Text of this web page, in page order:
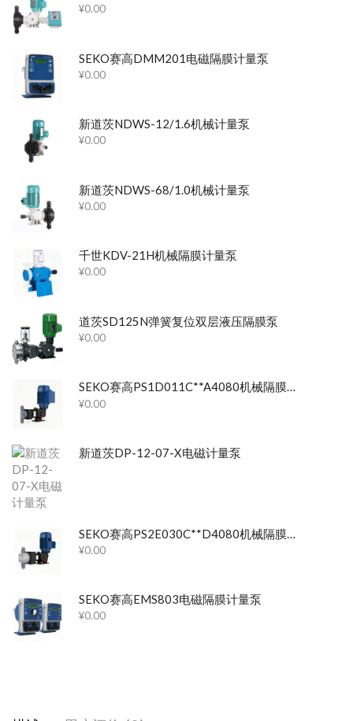
¥0.00
SEKO赛高DMM201电磁隔膜计量泵
¥0.00
新道茨NDWS-12/1.6机械计量泵
¥0.00
新道茨NDWS-68/1.0机械计量泵
¥0.00
千世KDV-21H机械隔膜计量泵
¥0.00
道茨SD125N弹簧复位双层液压隔膜泵
¥0.00
SEKO赛高PS1D011C**A4080机械隔膜计量泵
¥0.00
新道茨DP-12-07-X电磁计量泵
¥0.00
SEKO赛高EMS803电磁隔膜计量泵
¥0.00